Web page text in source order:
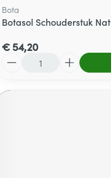
Bota
Botasol Schouderstuk
€ 54,20